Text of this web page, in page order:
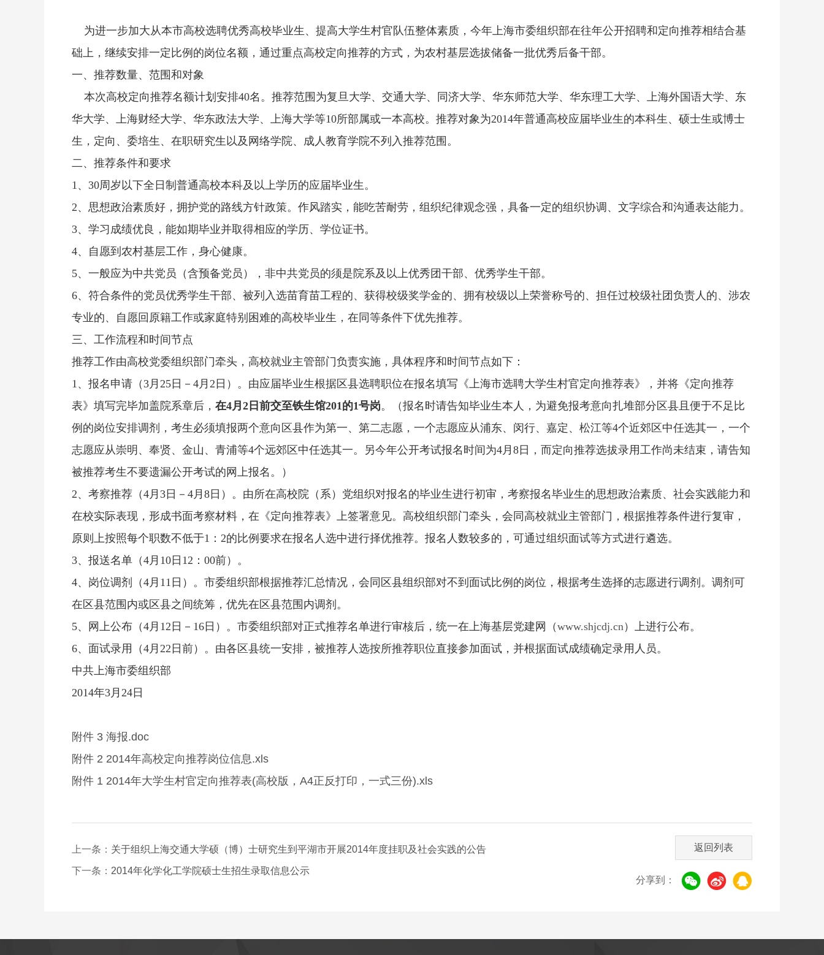
为进一步加大从本市高校选聘优秀高校毕业生、提高大学生村官队伍整体素质，今年上海市委组织部在往年公开招聘和定向推荐相结合基
础上，继续安排一定比例的岗位名额，通过重点高校定向推荐的方式，为农村基层选拔储备一批优秀后备干部。
一、推荐数量、范围和对象
本次高校定向推荐名额计划安排40名。推荐范围为复旦大学、交通大学、同济大学、华东师范大学、华东理工大学、上海外国语大学、东
华大学、上海财经大学、华东政法大学、上海大学等10所部属或一本高校。推荐对象为2014年普通高校应届毕业生的本科生、硕士生或博士
生，定向、委培生、在职研究生以及网络学院、成人教育学院不列入推荐范围。
二、推荐条件和要求
1、30周岁以下全日制普通高校本科及以上学历的应届毕业生。
2、思想政治素质好，拥护党的路线方针政策。作风踏实，能吃苦耐劳，组织纪律观念强，具备一定的组织协调、文字综合和沟通表达能力。
3、学习成绩优良，能如期毕业并取得相应的学历、学位证书。
4、自愿到农村基层工作，身心健康。
5、一般应为中共党员（含预备党员），非中共党员的须是院系及以上优秀团干部、优秀学生干部。
6、符合条件的党员优秀学生干部、被列入选苗育苗工程的、获得校级奖学金的、拥有校级以上荣誉称号的、担任过校级社团负责人的、涉农
专业的、自愿回原籍工作或家庭特别困难的高校毕业生，在同等条件下优先推荐。
三、工作流程和时间节点
推荐工作由高校党委组织部门牵头，高校就业主管部门负责实施，具体程序和时间节点如下：
1、报名申请（3月25日－4月2日）。由应届毕业生根据区县选聘职位在报名填写《上海市选聘大学生村官定向推荐表》，并将《定向推荐
表》填写完毕加盖院系章后， 在4月2日前交至铁生馆201的1号岗。（报名时请告知毕业生本人，为避免报考意向扎堆部分区县且便于不足比
例的岗位安排调剂，考生必须填报两个意向区县作为第一、第二志愿，一个志愿应从浦东、闵行、嘉定、松江等4个近郊区中任选其一，一个
志愿应从崇明、奉贤、金山、青浦等4个远郊区中任选其一。另今年公开考试报名时间为4月8日，而定向推荐选拔录用工作尚未结束，请告知
被推荐考生不要遗漏公开考试的网上报名。）
2、考察推荐（4月3日－4月8日）。由所在高校院（系）党组织对报名的毕业生进行初审，考察报名毕业生的思想政治素质、社会实践能力和
在校实际表现，形成书面考察材料，在《定向推荐表》上签署意见。高校组织部门牵头，会同高校就业主管部门，根据推荐条件进行复审，
原则上按照每个职数不低于1：2的比例要求在报名人选中进行择优推荐。报名人数较多的，可通过组织面试等方式进行遴选。
3、报送名单（4月10日12：00前）。
4、岗位调剂（4月11日）。市委组织部根据推荐汇总情况，会同区县组织部对不到面试比例的岗位，根据考生选择的志愿进行调剂。调剂可
在区县范围内或区县之间统筹，优先在区县范围内调剂。
5、网上公布（4月12日－16日）。市委组织部对正式推荐名单进行审核后，统一在上海基层党建网（www.shjcdj.cn）上进行公布。
6、面试录用（4月22日前）。由各区县统一安排，被推荐人选按所推荐职位直接参加面试，并根据面试成绩确定录用人员。
中共上海市委组织部
2014年3月24日
附件 3 海报.doc
附件 2 2014年高校定向推荐岗位信息.xls
附件 1 2014年大学生村官定向推荐表(高校版，A4正反打印，一式三份).xls
上一条： 关于组织上海交通大学硕（博）士研究生到平湖市开展2014年度挂职及社会实践的公告
下一条： 2014年化学化工学院硕士生招生录取信息公示
返回列表
分享到：